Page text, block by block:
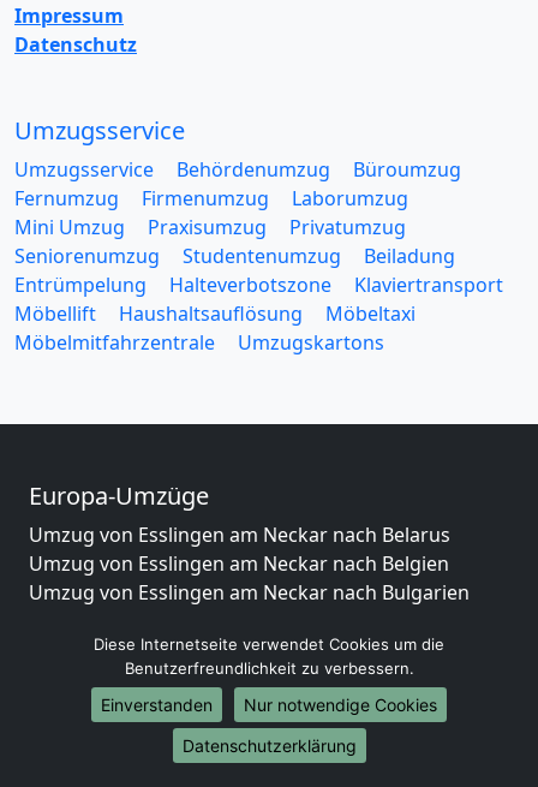
Impressum
Datenschutz
Umzugsservice
Umzugsservice Behördenumzug
Büroumzug
Fernumzug
Firmenumzug
Laborumzug
Mini Umzug
Praxisumzug
Privatumzug
Seniorenumzug
Studentenumzug
Beiladung
Entrümpelung
Halteverbotszone
Klaviertransport
Möbellift
Haushaltsauflösung
Möbeltaxi
Möbelmitfahrzentrale
Umzugskartons
Europa-Umzüge
Umzug von Esslingen am Neckar nach Belarus
Umzug von Esslingen am Neckar nach Belgien
Umzug von Esslingen am Neckar nach Bulgarien
Umzug von Esslingen am Neckar nach England
Umzug von Esslingen am Neckar nach Portugal
Umzug von Esslingen am Neckar nach Bosnien
und Herzegowina
Umzug von Esslingen am Neckar nach Irland
Diese Internetseite verwendet Cookies um die
Benutzerfreundlichkeit zu verbessern.
Einverstanden
Nur notwendige Cookies
Datenschutzerklärung